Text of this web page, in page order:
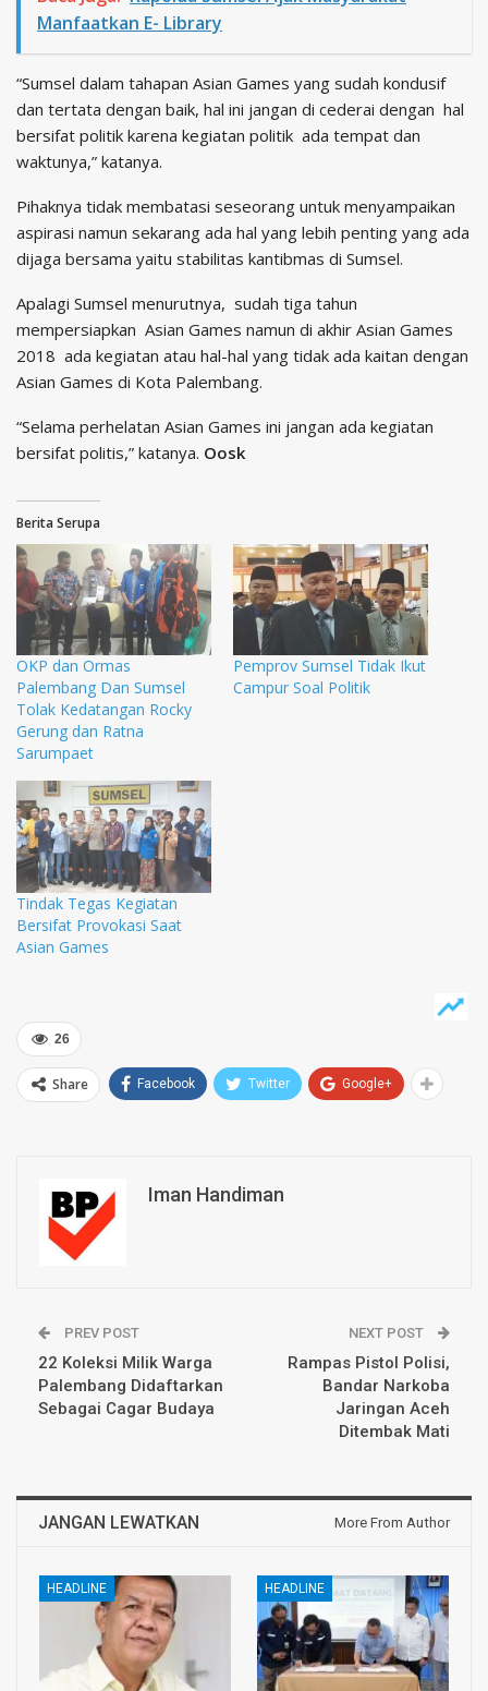
Manfaatkan E- Library
“Sumsel dalam tahapan Asian Games yang sudah kondusif
dan tertata dengan baik, hal ini jangan di cederai dengan hal
bersifat politik karena kegiatan politik ada tempat dan
waktunya,” katanya.
Pihaknya tidak membatasi seseorang untuk menyampaikan
aspirasi namun sekarang ada hal yang lebih penting yang ada
dijaga bersama yaitu stabilitas kantibmas di Sumsel.
Apalagi Sumsel menurutnya, sudah tiga tahun
mempersiapkan Asian Games namun di akhir Asian Games
2018 ada kegiatan atau hal-hal yang tidak ada kaitan dengan
Asian Games di Kota Palembang.
“Selama perhelatan Asian Games ini jangan ada kegiatan
bersifat politis,” katanya. Oosk
Berita Serupa
OKP dan Ormas
Palembang Dan Sumsel
Tolak Kedatangan Rocky
Gerung dan Ratna
Sarumpaet
Pemprov Sumsel Tidak Ikut
Campur Soal Politik
Tindak Tegas Kegiatan
Bersifat Provokasi Saat
Asian Games
26
Share Facebook Twitter Google+
Iman Handiman
PREV POST
22 Koleksi Milik Warga
Palembang Didaftarkan
Sebagai Cagar Budaya
NEXT POST
Rampas Pistol Polisi,
Bandar Narkoba
Jaringan Aceh
Ditembak Mati
JANGAN LEWATKAN More From Author
HEADLINE HEADLINE